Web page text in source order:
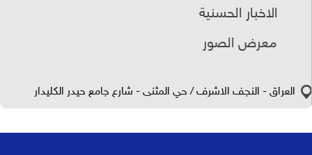
الاخبار الحسنية
معرض الصور
العراق - النجف الاشرف / حي المثنى - شارع جامع حيدر الكليدار